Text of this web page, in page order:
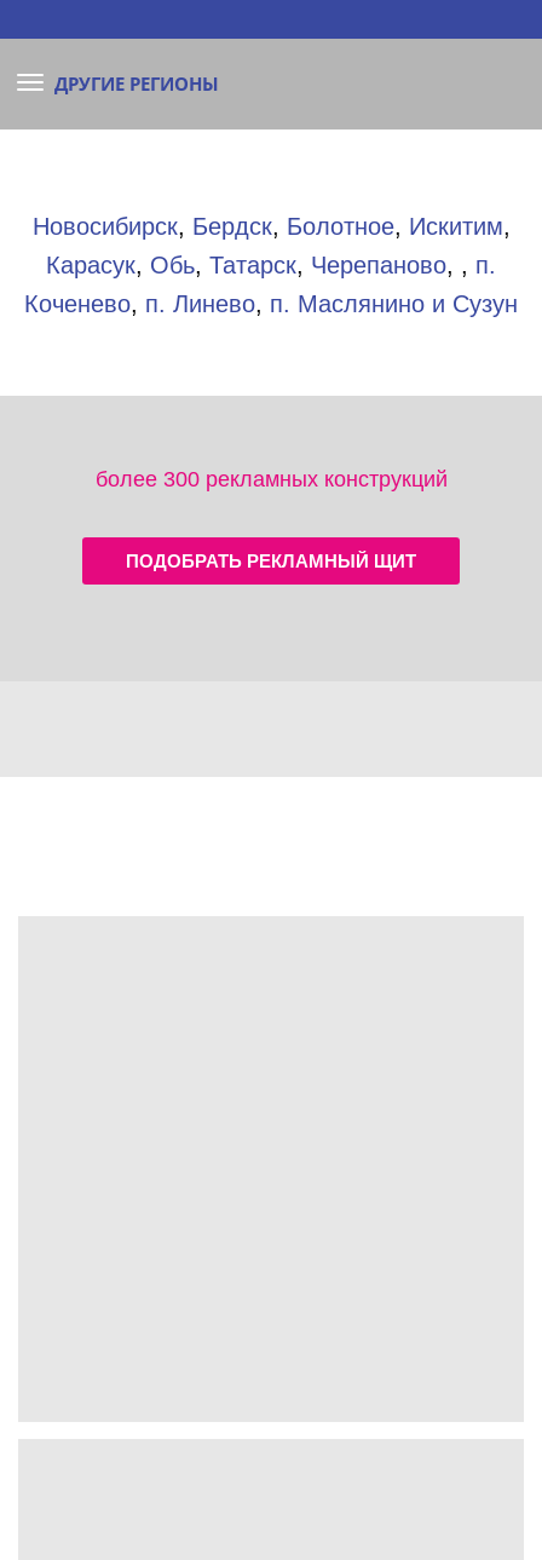
ДРУГИЕ РЕГИОНЫ
Новосибирск, Бердск, Болотное, Искитим,
Карасук, Обь, Татарск, Черепаново, , п.
Коченево, п. Линево, п. Маслянино и Сузун
более 300 рекламных конструкций
ПОДОБРАТЬ РЕКЛАМНЫЙ ЩИТ